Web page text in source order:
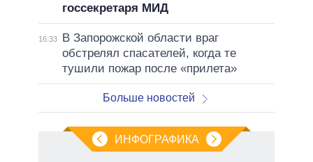
госсекретаря МИД
16:33
В Запорожской области враг
обстрелял спасателей, когда те
тушили пожар после «прилета»
Больше новостей
ИНФОГРАФИКА